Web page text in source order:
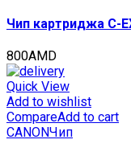
Чип картриджа C-
800AMD
Quick View
Add to wishlist
CompareAdd to cart
CANONЧип